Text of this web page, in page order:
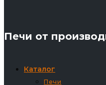
Печи от
Каталог
Печи